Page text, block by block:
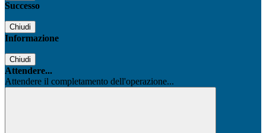
Successo
Chiudi
Informazione
Chiudi
Attendere...
Attendere il completamento dell'operazione...